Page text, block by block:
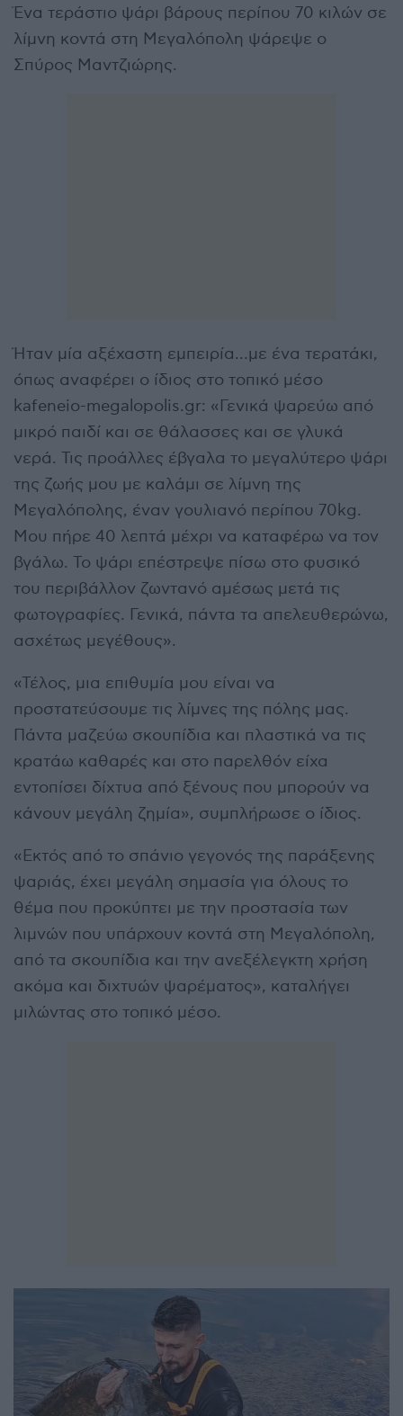
Ένα τεράστιο ψάρι βάρους περίπου 70 κιλών σε
λίμνη κοντά στη Μεγαλόπολη ψάρεψε ο
Σπύρος Μαντζιώρης.
Ήταν μία αξέχαστη εμπειρία…με ένα τερατάκι,
όπως αναφέρει ο ίδιος στο τοπικό μέσο
kafeneio-megalopolis.gr: «Γενικά ψαρεύω από
μικρό παιδί και σε θάλασσες και σε γλυκά
νερά. Τις προάλλες έβγαλα το μεγαλύτερο ψάρι
της ζωής μου με καλάμι σε λίμνη της
Μεγαλόπολης, έναν γουλιανό περίπου 70kg.
Μου πήρε 40 λεπτά μέχρι να καταφέρω να τον
βγάλω. Το ψάρι επέστρεψε πίσω στο φυσικό
του περιβάλλον ζωντανό αμέσως μετά τις
φωτογραφίες. Γενικά, πάντα τα απελευθερώνω,
ασχέτως μεγέθους».
«Τέλος, μια επιθυμία μου είναι να
προστατεύσουμε τις λίμνες της πόλης μας.
Πάντα μαζεύω σκουπίδια και πλαστικά να τις
κρατάω καθαρές και στο παρελθόν είχα
εντοπίσει δίχτυα από ξένους που μπορούν να
κάνουν μεγάλη ζημία», συμπλήρωσε ο ίδιος.
«Εκτός από το σπάνιο γεγονός της παράξενης
ψαριάς, έχει μεγάλη σημασία για όλους το
θέμα που προκύπτει με την προστασία των
λιμνών που υπάρχουν κοντά στη Μεγαλόπολη,
από τα σκουπίδια και την ανεξέλεγκτη χρήση
ακόμα και διχτυών ψαρέματος», καταλήγει
μιλώντας στο τοπικό μέσο.